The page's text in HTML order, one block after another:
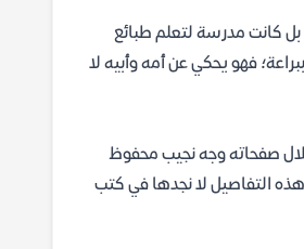
بل كانت مدرسة لتعلم طبائع
فهو يحكي عن أمه وأبيه لا
صفحاته وجه نجيب محفوظ
التفاصيل لا نجدها في كتب